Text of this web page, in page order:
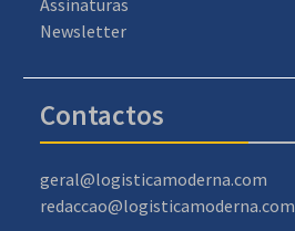
Newsletter
Contactos
geral@logisticamoderna.com
redaccao@logisticamoderna.com